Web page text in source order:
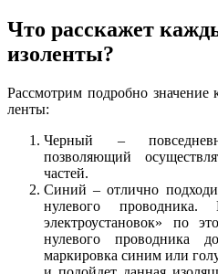
Что расскажет
изоленты?
Рассмотрим подробно значение
ленты:
Черный –
позволяющий
частей.
Синий – отлично
нулевого проводника.
электроустановок» по
нулевого проводника
маркировка синим или